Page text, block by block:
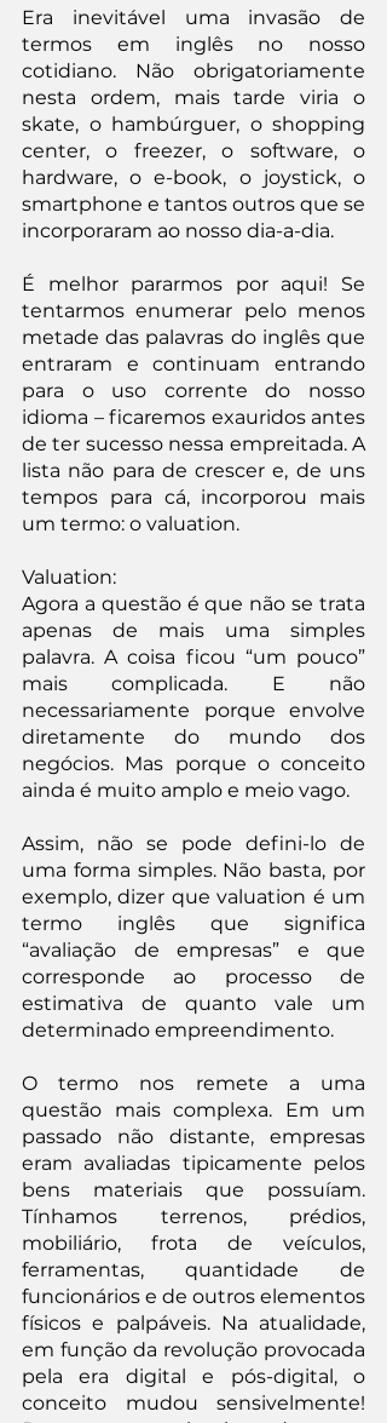
Era inevitável uma invasão de
termos em inglês no nosso
cotidiano. Não obrigatoriamente
nesta ordem, mais tarde viria o
skate, o hambúrguer, o shopping
center, o freezer, o software, o
hardware, o e-book, o joystick, o
smartphone e tantos outros que se
incorporaram ao nosso dia-a-dia.
É melhor pararmos por aqui! Se
tentarmos enumerar pelo menos
metade das palavras do inglês que
entraram e continuam entrando
para o uso corrente do nosso
idioma – ficaremos exauridos antes
de ter sucesso nessa empreitada. A
lista não para de crescer e, de uns
tempos para cá, incorporou mais
um termo: o valuation.
Valuation:
Agora a questão é que não se trata
apenas de mais uma simples
palavra. A coisa ficou “um pouco”
mais complicada. E não
necessariamente porque envolve
diretamente do mundo dos
negócios. Mas porque o conceito
ainda é muito amplo e meio vago.
Assim, não se pode defini-lo de
uma forma simples. Não basta, por
exemplo, dizer que valuation é um
termo inglês que significa
“avaliação de empresas” e que
corresponde ao processo de
estimativa de quanto vale um
determinado empreendimento.
O termo nos remete a uma
questão mais complexa. Em um
passado não distante, empresas
eram avaliadas tipicamente pelos
bens materiais que possuíam.
Tínhamos terrenos, prédios,
mobiliário, frota de veículos,
ferramentas, quantidade de
funcionários e de outros elementos
físicos e palpáveis. Na atualidade,
em função da revolução provocada
pela era digital e pós-digital, o
conceito mudou sensivelmente!